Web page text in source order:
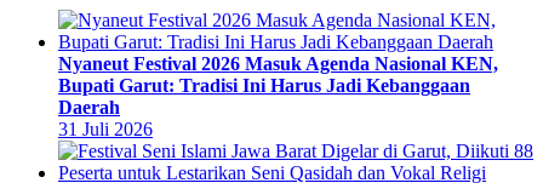
Nyaneut Festival 2026 Masuk Agenda Nasional KEN,
Bupati Garut: Tradisi Ini Harus Jadi Kebanggaan
Daerah
31 Juli 2026